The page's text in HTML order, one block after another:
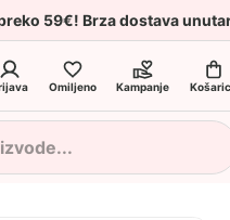
59€! Brza dostava
Omiljeno Kampanje